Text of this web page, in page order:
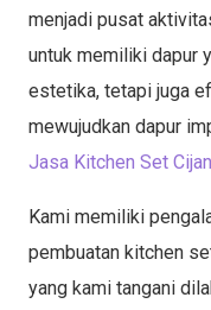
menjadi pusat
untuk memiliki dapur
estetika, tetapi juga
mewujudkan dapur
Jasa Kitchen Set
Kami memiliki
pembuatan kitchen
yang kami tangani